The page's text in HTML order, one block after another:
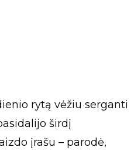
rytą vėžiu serganti
širdį
įrašu – parodė,